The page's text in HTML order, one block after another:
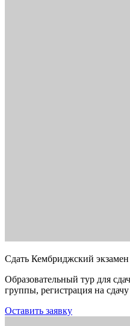
Сдать Кембриджский экзамен
Образовательный тур для
группы, регистрация на
Оставить заявку